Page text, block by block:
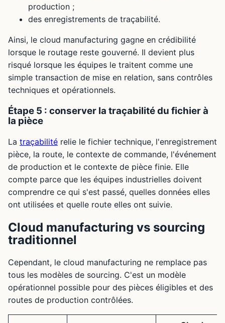
production ;
des enregistrements de traçabilité.
Ainsi, le cloud manufacturing gagne en crédibilité
lorsque le routage reste gouverné. Il devient plus
risqué lorsque les équipes le traitent comme une
simple transaction de mise en relation, sans contrôles
techniques et opérationnels.
Étape 5 : conserver la traçabilité du fichier à
la pièce
La traçabilité relie le fichier technique, l'enregistrement
pièce, la route, le contexte de commande, l'événement
de production et le contexte de pièce finie. Elle
compte parce que les équipes industrielles doivent
comprendre ce qui s'est passé, quelles données elles
ont utilisées et quelle route elles ont suivie.
Cloud manufacturing vs sourcing
traditionnel
Cependant, le cloud manufacturing ne remplace pas
tous les modèles de sourcing. C'est un modèle
opérationnel possible pour des pièces éligibles et des
routes de production contrôlées.